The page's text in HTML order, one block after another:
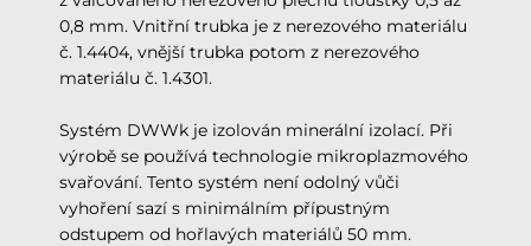
0,8 mm. Vnitřní trubka je z nerezového materiálu
č. 1.4404, vnější trubka potom z nerezového
materiálu č. 1.4301.
Systém DWWk je izolován minerální izolací. Při
výrobě se používá technologie mikroplazmového
svařování. Tento systém není odolný vůči
vyhoření sazí s minimálním přípustným
odstupem od hořlavých materiálů 50 mm.